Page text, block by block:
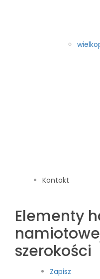
Kontakt
Elementy
namiotowej
szerokości
Zapisz